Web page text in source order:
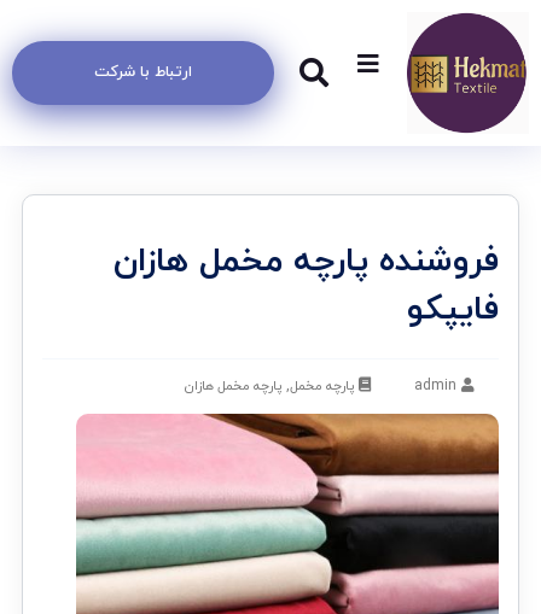
ارتباط با شرکت
فروشنده پارچه مخمل هازان
فایپکو
پارچه مخمل,پارچه مخمل هازان